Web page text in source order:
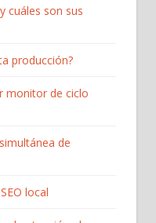
cuáles son sus
producción?
monitor de ciclo
de
local